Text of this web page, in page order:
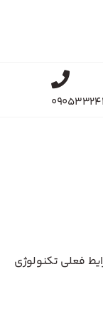
فعلی تکنولوژی